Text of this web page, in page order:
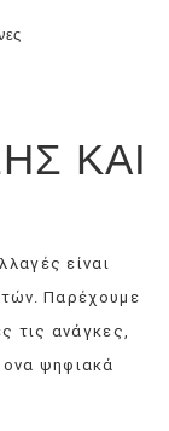
ΚΑΙ
είναι
Παρέχουμε
τις ανάγκες,
ψηφιακά